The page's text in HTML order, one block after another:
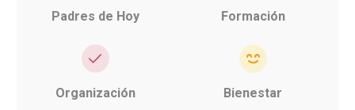
Padres de Hoy Formación
Organización Bienestar